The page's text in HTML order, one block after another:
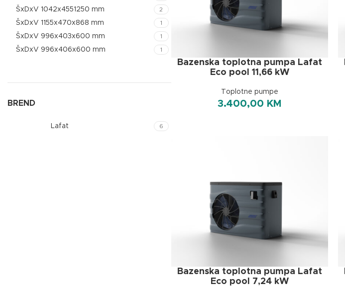
ŠxDxV 1042x4551250 mm 2
ŠxDxV 1155x470x868 mm 1
ŠxDxV 996x403x600 mm 1
ŠxDxV 996x406x600 mm 1
BREND
Lafat 6
Bazenska toplotna pumpa Lafat
Eco pool 11,66 kW
Toplotne pumpe
3.400,00 KM
Bazenska toplotna pumpa Lafat
Eco pool 7,24 kW